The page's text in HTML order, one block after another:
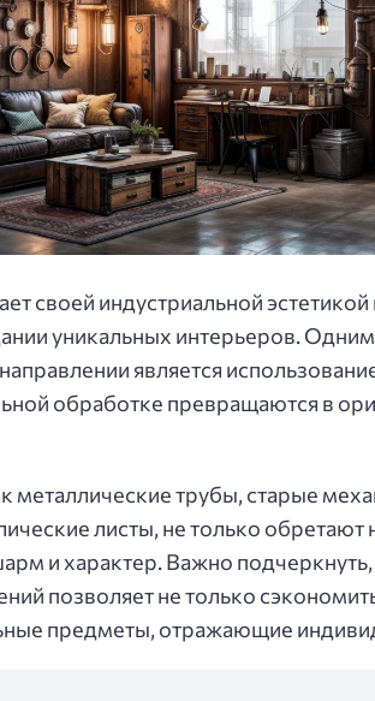
своей индустриальной
уникальных интерьеров.
является
обработке превращаются в
металлические трубы, старые
листы, не только
и характер. Важно
позволяет не только
предметы, отражающие